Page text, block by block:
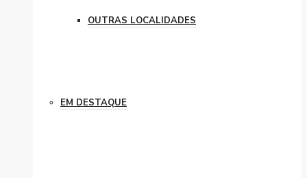
OUTRAS LOCALIDADES
EM DESTAQUE